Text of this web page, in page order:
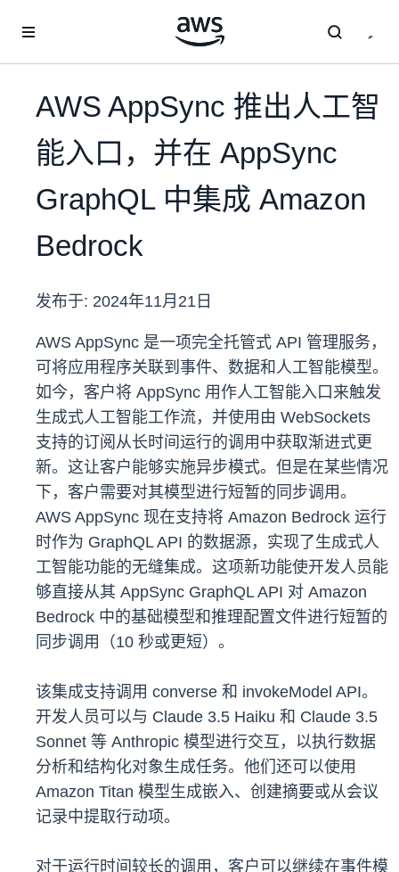
AWS AppSync 推出人工智
能入口，并在 AppSync
GraphQL 中集成 Amazon
Bedrock
发布于: 2024年11月21日
AWS AppSync 是一项完全托管式 API 管理服务，
可将应用程序关联到事件、数据和人工智能模型。
如今，客户将 AppSync 用作人工智能入口来触发
生成式人工智能工作流，并使用由 WebSockets
支持的订阅从长时间运行的调用中获取渐进式更
新。这让客户能够实施异步模式。但是在某些情况
下，客户需要对其模型进行短暂的同步调用。
AWS AppSync 现在支持将 Amazon Bedrock 运行
时作为 GraphQL API 的数据源，实现了生成式人
工智能功能的无缝集成。这项新功能使开发人员能
够直接从其 AppSync GraphQL API 对 Amazon
Bedrock 中的基础模型和推理配置文件进行短暂的
同步调用（10 秒或更短）。
该集成支持调用 converse 和 invokeModel API。
开发人员可以与 Claude 3.5 Haiku 和 Claude 3.5
Sonnet 等 Anthropic 模型进行交互，以执行数据
分析和结构化对象生成任务。他们还可以使用
Amazon Titan 模型生成嵌入、创建摘要或从会议
记录中提取行动项。
对于运行时间较长的调用，客户可以继续在事件模